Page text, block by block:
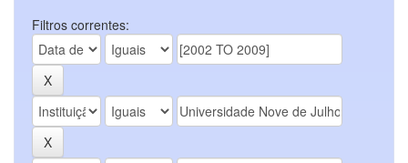
Filtros correntes: